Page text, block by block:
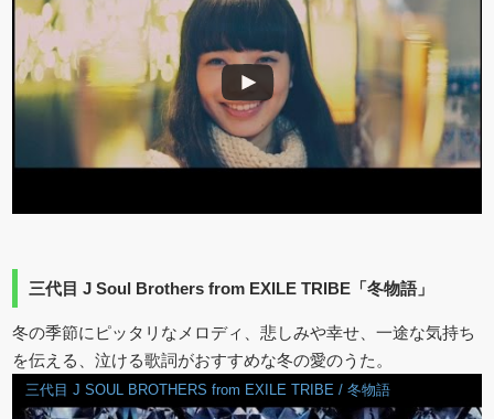
三代目 J Soul Brothers from EXILE TRIBE「冬物語」
冬の季節にピッタリなメロディ、悲しみや幸せ、一途な気持ち
を伝える、泣ける歌詞がおすすめな冬の愛のうた。
三代目 J SOUL BROTHERS from EXILE TRIBE / 冬物語